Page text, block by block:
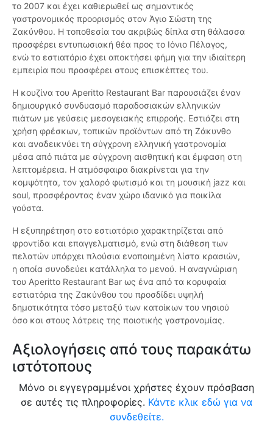
το 2007 και έχει καθιερωθεί ως σημαντικός
γαστρονομικός προορισμός στον Άγιο Σώστη της
Ζακύνθου. Η τοποθεσία του ακριβώς δίπλα στη θάλασσα
προσφέρει εντυπωσιακή θέα προς το Ιόνιο Πέλαγος,
ενώ το εστιατόριο έχει αποκτήσει φήμη για την ιδιαίτερη
εμπειρία που προσφέρει στους επισκέπτες του.
Η κουζίνα του Aperitto Restaurant Bar παρουσιάζει έναν
δημιουργικό συνδυασμό παραδοσιακών ελληνικών
πιάτων με γεύσεις μεσογειακής επιρροής. Εστιάζει στη
χρήση φρέσκων, τοπικών προϊόντων από τη Ζάκυνθο
και αναδεικνύει τη σύγχρονη ελληνική γαστρονομία
μέσα από πιάτα με σύγχρονη αισθητική και έμφαση στη
λεπτομέρεια. Η ατμόσφαιρα διακρίνεται για την
κομψότητα, τον χαλαρό φωτισμό και τη μουσική jazz και
soul, προσφέροντας έναν χώρο ιδανικό για ποικίλα
γούστα.
Η εξυπηρέτηση στο εστιατόριο χαρακτηρίζεται από
φροντίδα και επαγγελματισμό, ενώ στη διάθεση των
πελατών υπάρχει πλούσια ενοποιημένη λίστα κρασιών,
η οποία συνοδεύει κατάλληλα το μενού. Η αναγνώριση
του Aperitto Restaurant Bar ως ένα από τα κορυφαία
εστιατόρια της Ζακύνθου του προσδίδει υψηλή
δημοτικότητα τόσο μεταξύ των κατοίκων του νησιού
όσο και στους λάτρεις της ποιοτικής γαστρονομίας.
Αξιολογήσεις από τους παρακάτω
ιστότοπους
Μόνο οι εγγεγραμμένοι χρήστες έχουν πρόσβαση
σε αυτές τις πληροφορίες. Κάντε κλικ εδώ για να
συνδεθείτε.